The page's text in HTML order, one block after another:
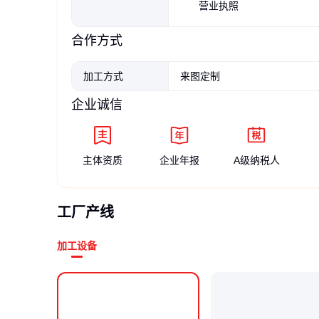
营业执照
合作方式
加工方式 来图定制
企业诚信
主体资质 企业年报 A级纳税人
工厂产线
加工设备